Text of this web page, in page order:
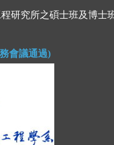
研究所之碩士班及博士
會議通過)